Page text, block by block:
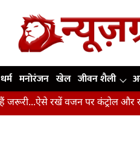
धर्म मनोरंजन खेल जीवन शैली
रखें वजन पर कंट्रोल और रहें लंबे